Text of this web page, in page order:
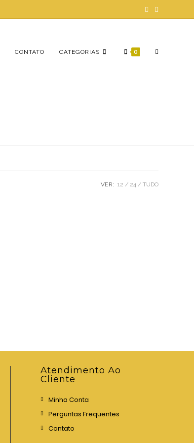
CONTATO CATEGORIAS 0 ALTERNAR
SITE
VER: 12 24 TUDO
Atendimento Ao
Cliente
Minha Conta
Perguntas Frequentes
Contato